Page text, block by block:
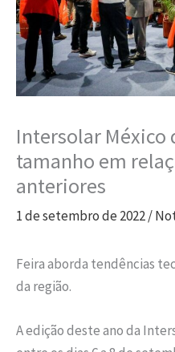
Intersolar México
tamanho em
anteriores
1 de setembro de 2022/
Feira aborda tendências
da região.
A edição deste ano da